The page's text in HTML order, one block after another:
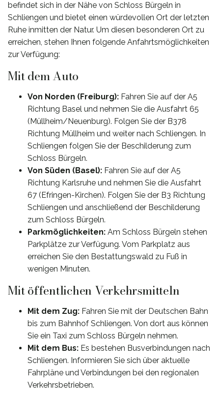
befindet sich in der Nähe von Schloss Bürgeln in
Schliengen und bietet einen würdevollen Ort der letzten
Ruhe inmitten der Natur. Um diesen besonderen Ort zu
erreichen, stehen Ihnen folgende Anfahrtsmöglichkeiten
zur Verfügung:
Mit dem Auto
Von Norden (Freiburg): Fahren Sie auf der A5
Richtung Basel und nehmen Sie die Ausfahrt 65
(Müllheim/Neuenburg). Folgen Sie der B378
Richtung Müllheim und weiter nach Schliengen. In
Schliengen folgen Sie der Beschilderung zum
Schloss Bürgeln.
Von Süden (Basel): Fahren Sie auf der A5
Richtung Karlsruhe und nehmen Sie die Ausfahrt
67 (Efringen-Kirchen). Folgen Sie der B3 Richtung
Schliengen und anschließend der Beschilderung
zum Schloss Bürgeln.
Parkmöglichkeiten: Am Schloss Bürgeln stehen
Parkplätze zur Verfügung. Vom Parkplatz aus
erreichen Sie den Bestattungswald zu Fuß in
wenigen Minuten.
Mit öffentlichen Verkehrsmitteln
Mit dem Zug: Fahren Sie mit der Deutschen Bahn
bis zum Bahnhof Schliengen. Von dort aus können
Sie ein Taxi zum Schloss Bürgeln nehmen.
Mit dem Bus: Es bestehen Busverbindungen nach
Schliengen. Informieren Sie sich über aktuelle
Fahrpläne und Verbindungen bei den regionalen
Verkehrsbetrieben.